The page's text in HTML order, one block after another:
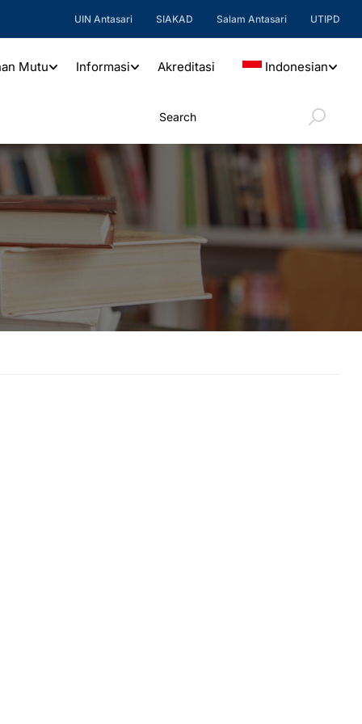
UIN Antasari SIAKAD Salam Antasari UTIPD
Mutu Informasi Akreditasi Indonesian